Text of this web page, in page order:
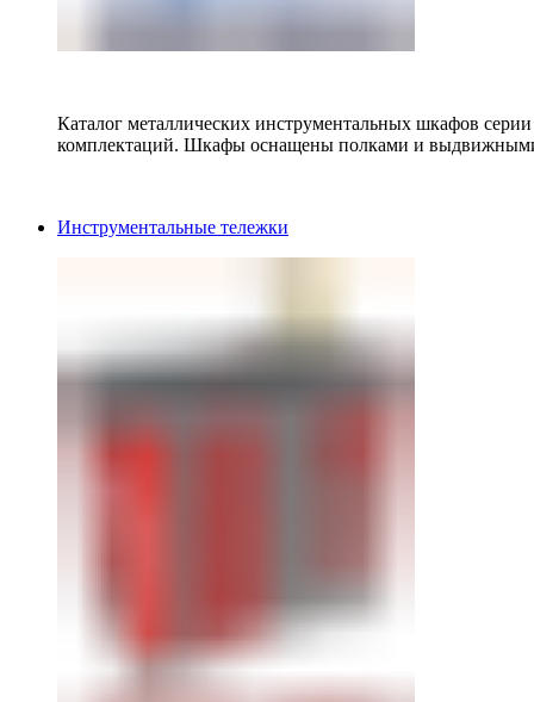
Каталог металлических инструментальных шкафов
комплектаций. Шкафы оснащены полками и
Инструментальные тележки